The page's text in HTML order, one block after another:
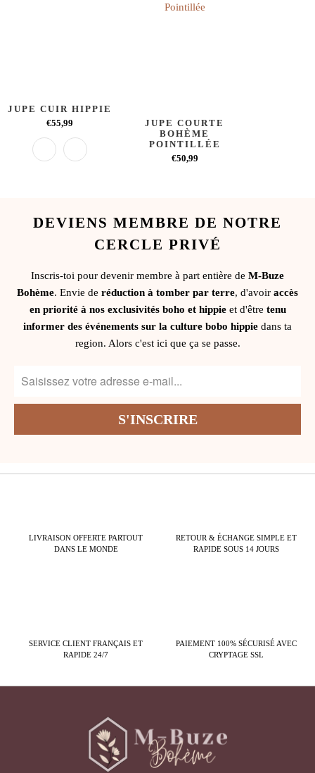
JUPE CUIR HIPPIE
€55,99
JUPE COURTE
BOHÈME
POINTILLÉE
€50,99
DEVIENS MEMBRE DE NOTRE
CERCLE PRIVÉ
Inscris-toi pour devenir membre à part entière de M-Buze
Bohème. Envie de réduction à tomber par terre, d'avoir accès
en priorité à nos exclusivités boho et hippieet d'être tenu
informer des événements sur la culture bobo hippie dans ta
region. Alors c'est ici que ça se passe.
LIVRAISON OFFERTE PARTOUT
DANS LE MONDE
RETOUR & ÉCHANGE SIMPLE ET
RAPIDE SOUS 14 JOURS
SERVICE CLIENT FRANÇAIS ET
RAPIDE 24/7
PAIEMENT 100% SÉCURISÉ AVEC
CRYPTAGE SSL